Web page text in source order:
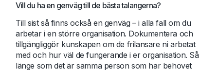
Vill du ha en genväg till de bästa talangerna?
Till sist så finns också en genväg – i alla fall om du
arbetar i en större organisation. Dokumentera och
tillgängliggör kunskapen om de frilansare ni arbetat
med och hur väl de fungerande i er organisation. Så
länge som det är samma person som har behovet